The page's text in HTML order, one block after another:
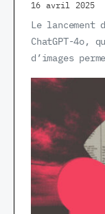
16 avril 2025
Le
ChatGPT-4o,
d’images